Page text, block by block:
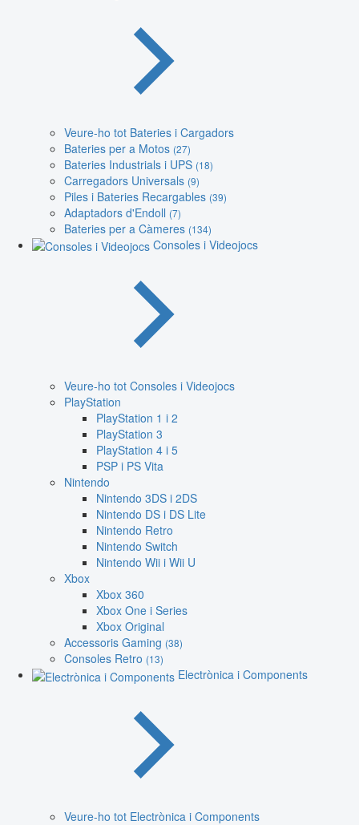
Veure-ho tot Bateries i Cargadors
Bateries per a Motos (27)
Bateries Industrials i UPS (18)
Carregadors Universals (9)
Piles i Bateries Recargables (39)
Adaptadors d'Endoll (7)
Bateries per a Càmeres (134)
Consoles i Videojocs
Veure-ho tot Consoles i Videojocs
PlayStation
PlayStation 1 i 2
PlayStation 3
PlayStation 4 i 5
PSP i PS Vita
Nintendo
Nintendo 3DS i 2DS
Nintendo DS i DS Lite
Nintendo Retro
Nintendo Switch
Nintendo Wii i Wii U
Xbox
Xbox 360
Xbox One i Series
Xbox Original
Accessoris Gaming (38)
Consoles Retro (13)
Electrònica i Components
Veure-ho tot Electrònica i Components